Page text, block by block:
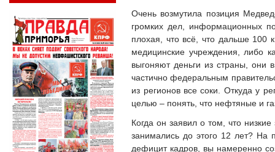
Очень возмутила позиция
громких дел, информационных
плохая, что всё, что дальше 100
медицинские учреждения, либо
выгоняют деньги из страны, они
частично федеральным
из регионов все соки. Откуда у
целью – понять, что нефтяные и
Когда он заявил о том, что
занимались до этого 12 лет? На
дефицит кадров, вы намеренно